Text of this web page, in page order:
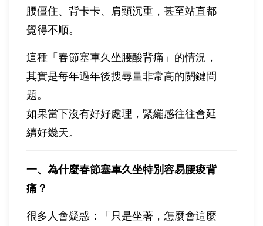
腰僵住、背卡卡、肩頸沉重，甚至站直都
覺得不順。
這種「春節塞車久坐腰酸背痛」的情況，
其實是每年過年後搜尋量非常高的關鍵問
題。
如果當下沒有好好處理，緊繃感往往會延
續好幾天。
一、為什麼春節塞車久坐特別容易腰痠背
痛？
很多人會疑惑：「只是坐著，怎麼會這麼